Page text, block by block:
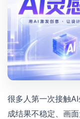
很多人第一次接触
成结果不稳定、画